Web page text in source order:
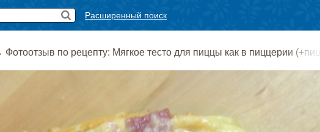
Расширенный поиск
Фотоотзыв по рецепту: Мягкое тесто для пиццы как в пиццерии